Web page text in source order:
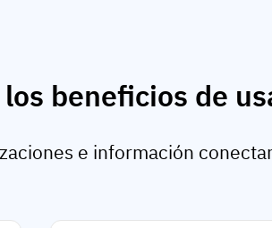
los beneficios de
e información